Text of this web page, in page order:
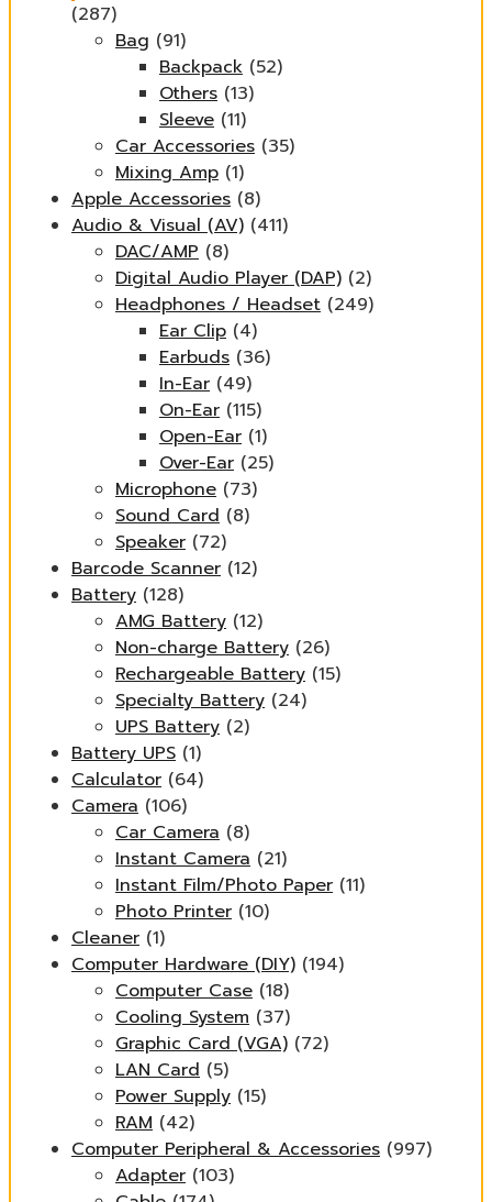
(287)
Bag (91)
Backpack (52)
Others (13)
Sleeve (11)
Car Accessories (35)
Mixing Amp (1)
Apple Accessories (8)
Audio & Visual (AV) (411)
DAC/AMP (8)
Digital Audio Player (DAP) (2)
Headphones / Headset (249)
Ear Clip (4)
Earbuds (36)
In-Ear (49)
On-Ear (115)
Open-Ear (1)
Over-Ear (25)
Microphone (73)
Sound Card (8)
Speaker (72)
Barcode Scanner (12)
Battery (128)
AMG Battery (12)
Non-charge Battery (26)
Rechargeable Battery (15)
Specialty Battery (24)
UPS Battery (2)
Battery UPS (1)
Calculator (64)
Camera (106)
Car Camera (8)
Instant Camera (21)
Instant Film/Photo Paper (11)
Photo Printer (10)
Cleaner (1)
Computer Hardware (DIY) (194)
Computer Case (18)
Cooling System (37)
Graphic Card (VGA) (72)
LAN Card (5)
Power Supply (15)
RAM (42)
Computer Peripheral & Accessories (997)
Adapter (103)